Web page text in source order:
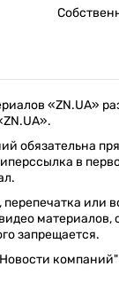
«ZN.UA»
обязательна
в
или
запрещается.